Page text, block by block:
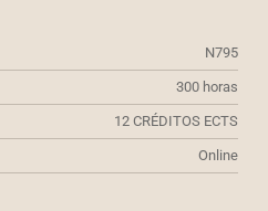
N795
300 horas
12 CRÉDITOS ECTS
Online